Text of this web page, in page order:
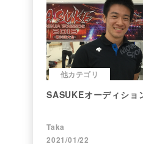
他カテゴリ
SASUKEオーディショ
Taka
2021/01/22